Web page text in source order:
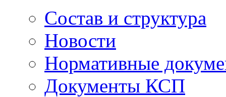
Состав и структура
Новости
Нормативные
Документы КСП